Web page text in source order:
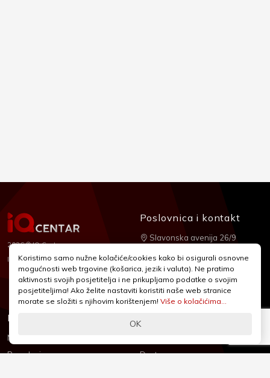
2026 © IQ Centar
Izrada:Nubilus
Informacije
Novosti & Promocije
Brandovi
Podrška
Dostava
Poslovnica i kontakt
Slavonska avenija 26/9
+385 1 2455 950
webshop@iqcentar.hr
Pon - Pet od 9 - 17h
Koristimo samo nužne kolačiće/cookies kako bi osigurali osnovne
mogućnosti web trgovine (košarica, jezik i valuta). Ne pratimo
aktivnosti svojih posjetitelja i ne prikupljamo podatke o svojim
posjetiteljima! Ako želite nastaviti koristiti naše web stranice
morate se složiti s njihovim korištenjem! Više o kolačićima...
OK